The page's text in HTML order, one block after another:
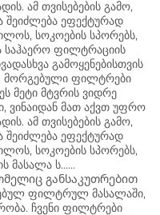
ამ თვისებების გამო,
ეფექტურად
სოკოების სპორებს,
ფილტრაციის
გამოყენებისთვის
მორგებული ფილტრები
მეტი მტვრის ვიდრე
ვინაიდან მათ აქვთ უფრო
ამ თვისებების გამო,
ეფექტურად
სოკოების სპორებს,
ს......
განსაკუთრებით
ფილტრულ მასალაში,
ჩვენი ფილტრები